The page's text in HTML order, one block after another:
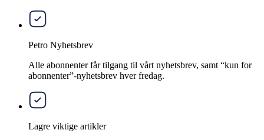
Petro Nyhetsbrev
Alle abonnenter får tilgang til vårt nyhetsbrev, samt “kun for
abonnenter”-nyhetsbrev hver fredag.
Lagre viktige artikler